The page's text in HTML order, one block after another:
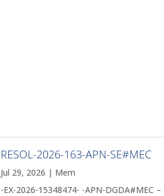
RESOL-2026-163-APN-SE#MEC
Jul 29, 2026 | Mem
-EX-2026-15348474- -APN-DGDA#MEC –